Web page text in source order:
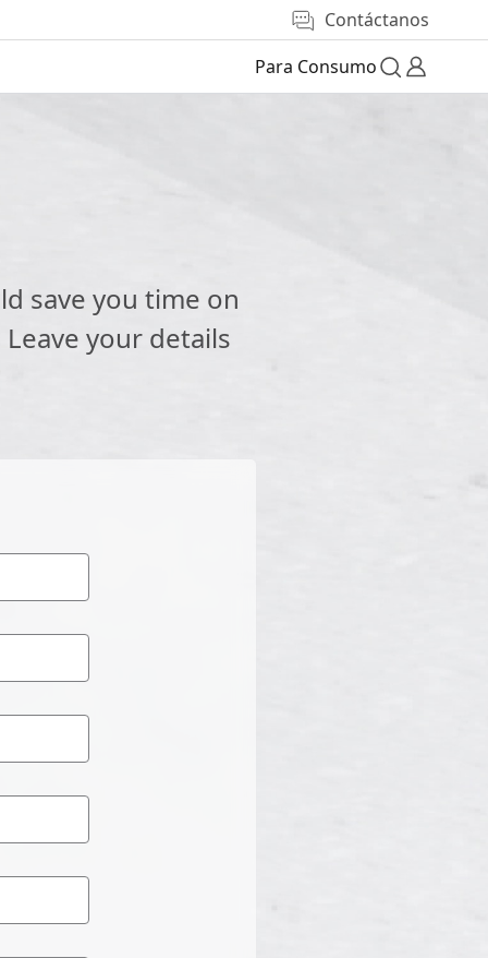
Contáctanos
Para Consumo
save you time on
your details